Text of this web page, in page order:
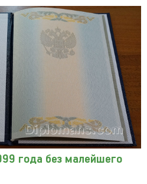
года без малейшего